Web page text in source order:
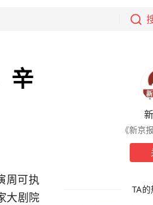
辛
周可执
大剧院
《新京
TA